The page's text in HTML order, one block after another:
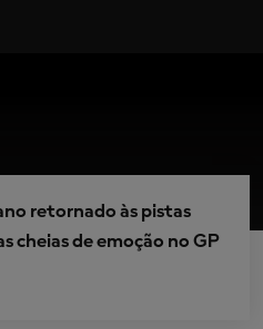
retornado às pistas
cheias de emoção no GP